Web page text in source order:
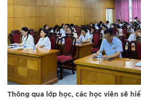
Thông qua lớp học, các học viên sẽ